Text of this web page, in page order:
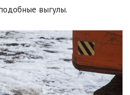
выгулы.